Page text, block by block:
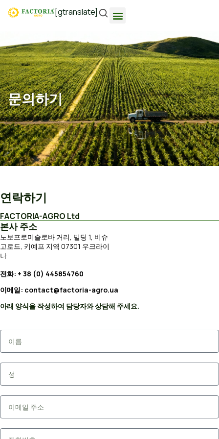
[gtranslate]
문의하기
연락하기
FACTORIA-AGRO Ltd
본사 주소
노보프로미슬로바 거리, 빌딩 1, 비슈
고로드, 키예프 지역 07301 우크라이
나
전화: + 38 (0) 445854760
이메일: contact@factoria-agro.ua
아래 양식을 작성하여 담당자와 상담해 주세요.